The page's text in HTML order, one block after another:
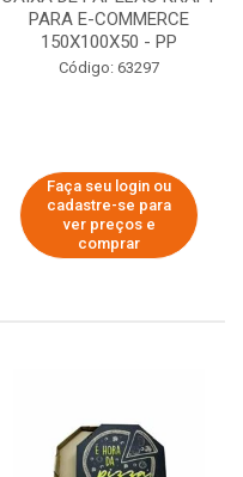
PARA E-COMMERCE
150X100X50 - PP
Código: 63297
Faça seu login ou
cadastre-se para
ver preços e
comprar